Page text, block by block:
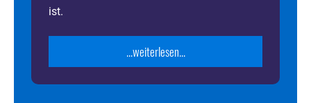
ist.
...weiterlesen...